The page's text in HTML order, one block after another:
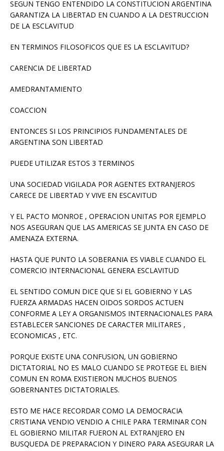
SEGUN TENGO ENTENDIDO LA CONSTITUCION ARGENTINA
GARANTIZA LA LIBERTAD EN CUANDO A LA DESTRUCCION
DE LA ESCLAVITUD
EN TERMINOS FILOSOFICOS QUE ES LA ESCLAVITUD?
CARENCIA DE LIBERTAD
AMEDRANTAMIENTO
COACCION
ENTONCES SI LOS PRINCIPIOS FUNDAMENTALES DE
ARGENTINA SON LIBERTAD
PUEDE UTILIZAR ESTOS 3 TERMINOS
UNA SOCIEDAD VIGILADA POR AGENTES EXTRANJEROS
CARECE DE LIBERTAD Y VIVE EN ESCAVITUD
Y EL PACTO MONROE , OPERACION UNITAS POR EJEMPLO
NOS ASEGURAN QUE LAS AMERICAS SE JUNTA EN CASO DE
AMENAZA EXTERNA.
HASTA QUE PUNTO LA SOBERANIA ES VIABLE CUANDO EL
COMERCIO INTERNACIONAL GENERA ESCLAVITUD
EL SENTIDO COMUN DICE QUE SI EL GOBIERNO Y LAS
FUERZA ARMADAS HACEN OIDOS SORDOS ACTUEN
CONFORME A LEY A ORGANISMOS INTERNACIONALES PARA
ESTABLECER SANCIONES DE CARACTER MILITARES ,
ECONOMICAS , ETC.
PORQUE EXISTE UNA CONFUSION, UN GOBIERNO
DICTATORIAL NO ES MALO CUANDO SE PROTEGE EL BIEN
COMUN EN ROMA EXISTIERON MUCHOS BUENOS
GOBERNANTES DICTATORIALES.
ESTO ME HACE RECORDAR COMO LA DEMOCRACIA
CRISTIANA VENDIO VENDIO A CHILE PARA TERMINAR CON
EL GOBIERNO MILITAR FUERON AL EXTRANJERO EN
BUSQUEDA DE PREPARACION Y DINERO PARA ASEGURAR LA